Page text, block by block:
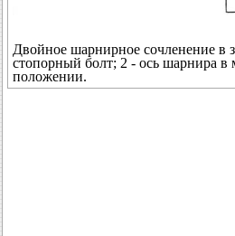
Двойное шарнирное сочленение в
стопорный болт; 2 - ось шарнира
положении.